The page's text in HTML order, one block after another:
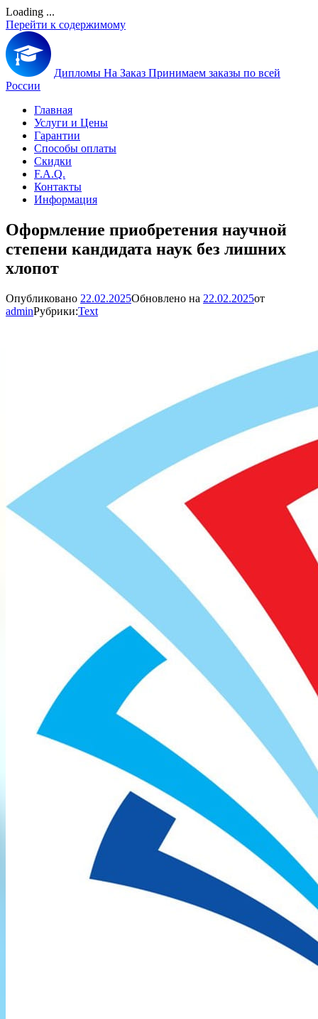
Loading ...
Перейти к содержимому
Дипломы На Заказ Принимаем заказы по всей
России
Главная
Услуги и Цены
Гарантии
Способы оплаты
Скидки
F.A.Q.
Контакты
Информация
Оформление приобретения научной
степени кандидата наук без лишних
хлопот
Опубликовано 22.02.2025Обновлено на 22.02.2025от
adminРубрики:Text